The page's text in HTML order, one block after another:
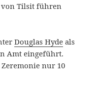
von Tilsit führen
Douglas Hyde als
Amt eingeführt.
nur 10